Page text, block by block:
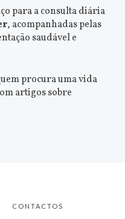
para a consulta diária
, acompanhadas pelas
saudável e
procura uma vida
artigos sobre
CONTACTOS